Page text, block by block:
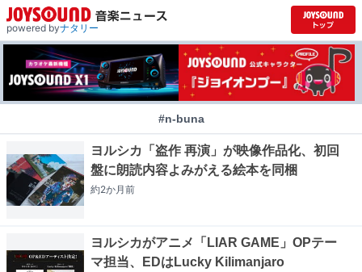
powered byナタリー
#n-buna
ヨルシカ「盗作 再演」が映像作品化、初回
盤に朗読内容よみがえる絵本を同梱
約2か月前
ヨルシカがアニメ「LIAR GAME」OPテー
マ担当、EDはLucky Kilimanjaro